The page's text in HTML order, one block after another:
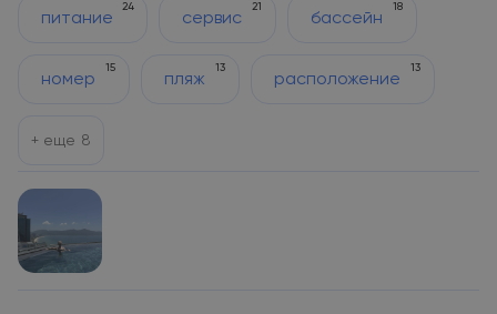
питание
24
сервис
21
бассейн
18
номер
15
пляж
13
расположение
13
+ еще 8